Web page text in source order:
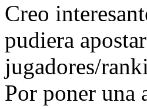
Creo
pudiera
jugadores/
Por poner una